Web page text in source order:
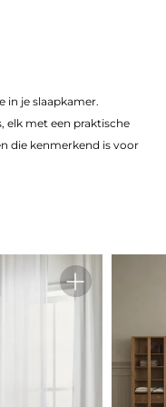
in je slaapkamer.
elk met een praktische
die kenmerkend is voor